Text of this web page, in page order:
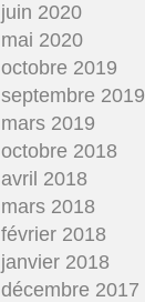
juin 2020
mai 2020
octobre 2019
septembre 2019
mars 2019
octobre 2018
avril 2018
mars 2018
février 2018
janvier 2018
décembre 2017